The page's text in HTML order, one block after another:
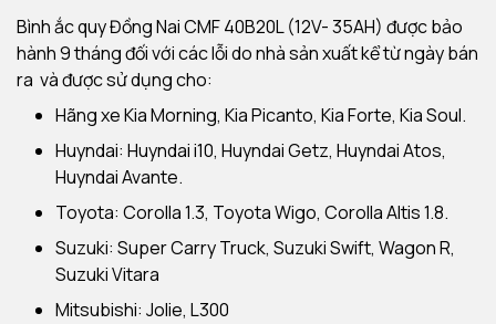
Bình ắc quy Đồng Nai CMF 40B20L (12V- 35AH) được bảo
hành 9 tháng đối với các lỗi do nhà sản xuất kể từ ngày bán
ra và được sử dụng cho:
Hãng xe Kia Morning, Kia Picanto, Kia Forte, Kia Soul.
Huyndai: Huyndai i10, Huyndai Getz, Huyndai Atos,
Huyndai Avante.
Toyota: Corolla 1.3, Toyota Wigo, Corolla Altis 1.8.
Suzuki: Super Carry Truck, Suzuki Swift, Wagon R,
Suzuki Vitara
Mitsubishi: Jolie, L300